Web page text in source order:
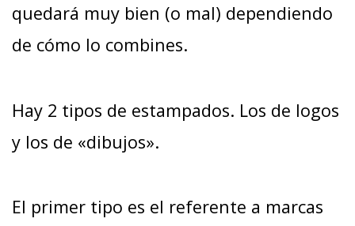
quedará muy bien (o mal) dependiendo
de cómo lo combines.
Hay 2 tipos de estampados. Los de logos
y los de «dibujos».
El primer tipo es el referente a marcas